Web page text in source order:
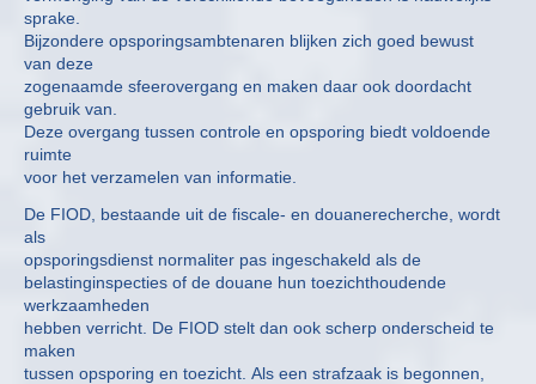
sprake.
Bijzondere opsporingsambtenaren blijken zich goed bewust
van deze
zogenaamde sfeerovergang en maken daar ook doordacht
gebruik van.
Deze overgang tussen controle en opsporing biedt voldoende
ruimte
voor het verzamelen van informatie.
De FIOD, bestaande uit de fiscale- en douanerecherche, wordt
als
opsporingsdienst normaliter pas ingeschakeld als de
belastinginspecties of de douane hun toezichthoudende
werkzaamheden
hebben verricht. De FIOD stelt dan ook scherp onderscheid te
maken
tussen opsporing en toezicht. Als een strafzaak is begonnen,